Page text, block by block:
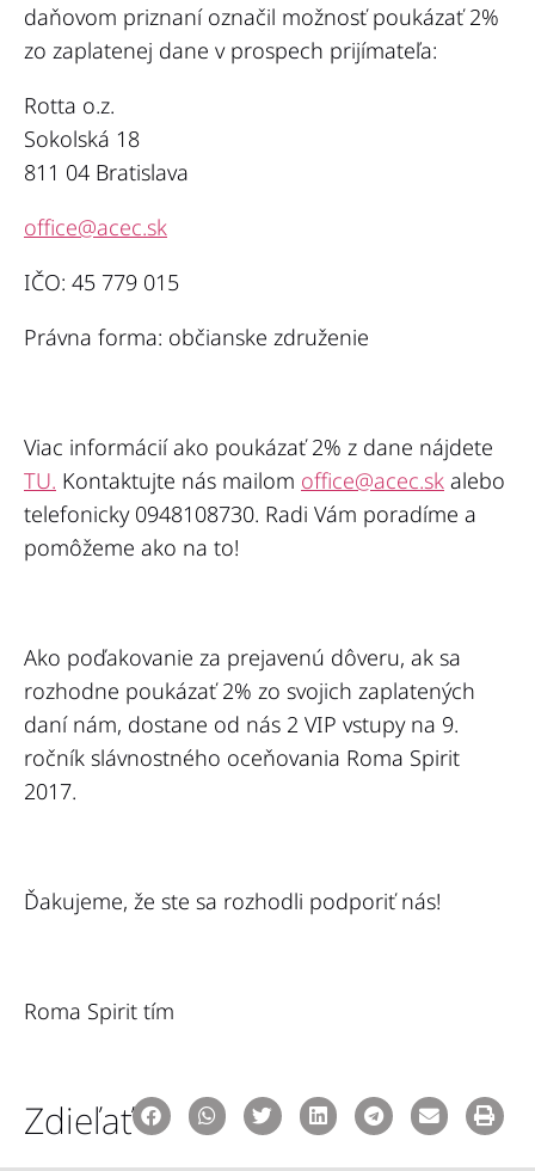
daňovom priznaní označil možnosť poukázať 2%
zo zaplatenej dane v prospech prijímateľa:
Rotta o.z.
Sokolská 18
811 04 Bratislava
office@acec.sk
IČO: 45 779 015
Právna forma: občianske združenie
Viac informácií ako poukázať 2% z dane nájdete
TU. Kontaktujte nás mailom office@acec.sk alebo
telefonicky 0948108730. Radi Vám poradíme a
pomôžeme ako na to!
Ako poďakovanie za prejavenú dôveru, ak sa
rozhodne poukázať 2% zo svojich zaplatených
daní nám, dostane od nás 2 VIP vstupy na 9.
ročník slávnostného oceňovania Roma Spirit
2017.
Ďakujeme, že ste sa rozhodli podporiť nás!
Roma Spirit tím
Zdieľať